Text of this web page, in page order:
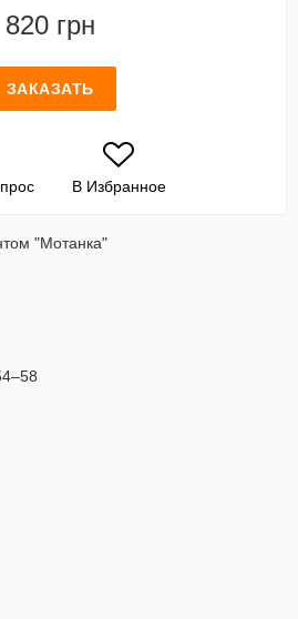
820 грн
ЗАКАЗАТЬ
В Избранное
"Мотанка"